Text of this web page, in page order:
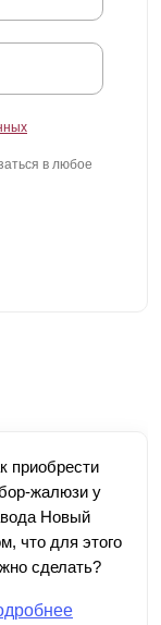
в любое
приобрести
жалюзи у
Новый
что для этого
сделать?